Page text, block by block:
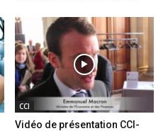
CCI
Vidéo de présentation CCI-